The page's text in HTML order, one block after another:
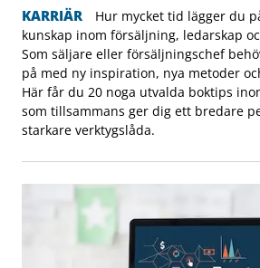
KARRIÄR
Hur mycket tid lägger du
kunskap inom försäljning, ledarskap
Som säljare eller försäljningschef
på med ny inspiration, nya metoder
Här får du 20 noga utvalda boktips
som tillsammans ger dig ett bredare
starkare verktygslåda.